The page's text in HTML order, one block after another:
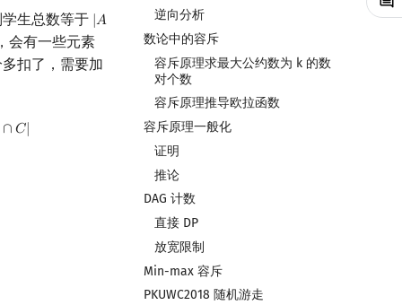
逆向分析
数论中的容斥
容斥原理求最大公约数为 k 的数
对个数
容斥原理推导欧拉函数
容斥原理一般化
证明
推论
DAG 计数
直接 DP
放宽限制
Min-max 容斥
PKUWC2018 随机游走
生总数等于 |𝐴
|A∪
会有一些元素
扣了，需要加
∩𝐶|